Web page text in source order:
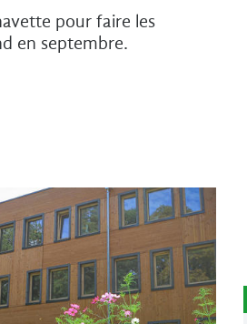
pour faire les
en septembre.